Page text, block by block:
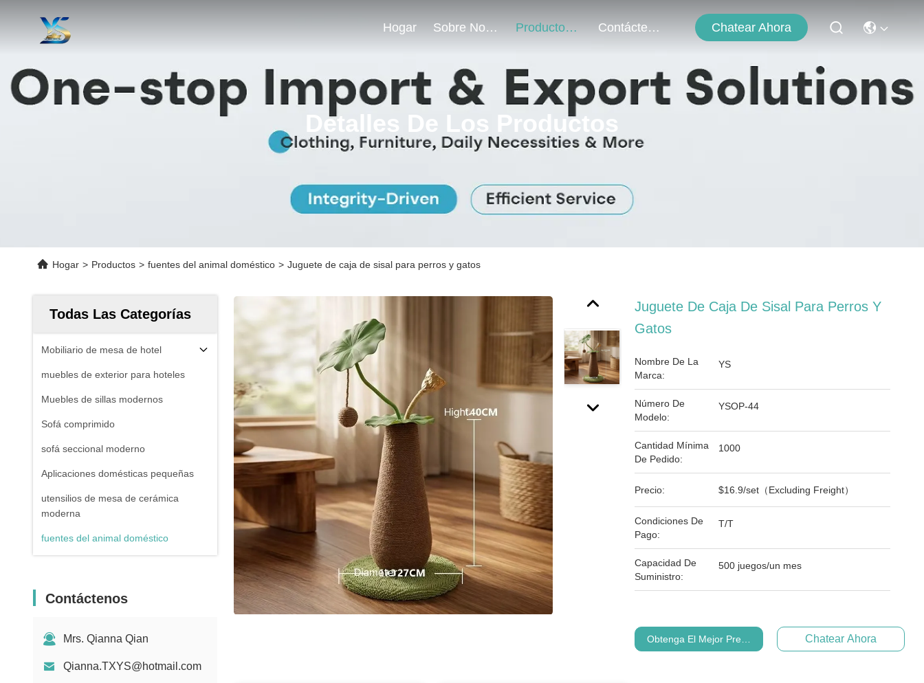
Hogar Sobre Nosotros Productos Contáctenos Chatear Ahora
Detalles De Los Productos
Hogar > Productos > fuentes del animal doméstico > Juguete de caja de sisal para perros y gatos
Todas Las Categorías
Mobiliario de mesa de hotel
muebles de exterior para hoteles
Muebles de sillas modernos
Sofá comprimido
sofá seccional moderno
Aplicaciones domésticas pequeñas
utensilios de mesa de cerámica
moderna
fuentes del animal doméstico
Contáctenos
Mrs. Qianna Qian
Qianna.TXYS@hotmail.com
Juguete De Caja De Sisal Para Perros Y
Gatos
Nombre De La
Marca:
YS
Número De
Modelo:
YSOP-44
Cantidad Mínima
De Pedido:
1000
Precio: $16.9/set（Excluding Freight）
Condiciones De
Pago:
T/T
Capacidad De
Suministro:
500 juegos/un mes
Obtenga El Mejor Precio Chatear Ahora